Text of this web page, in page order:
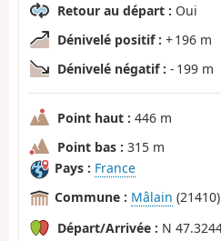
Retour au départ : Oui
Dénivelé positif : + 196 m
Dénivelé négatif : - 199 m
Point haut : 446 m
Point bas : 315 m
Pays : France
Commune : Mâlain (21410)
Départ/Arrivée : N